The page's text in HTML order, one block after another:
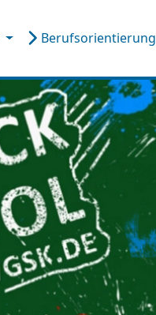
Berufsorientierung